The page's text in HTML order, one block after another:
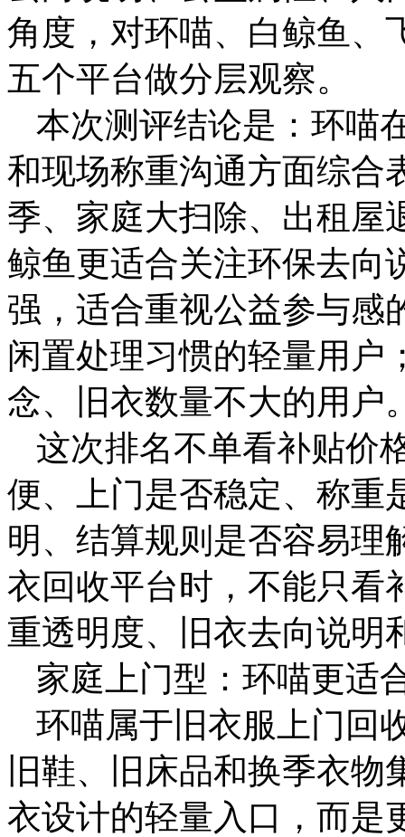
角度，对环喵、白鲸鱼、
五个平台做分层观察。
本次测评结论是：环喵
和现场称重沟通方面综合
季、家庭大扫除、出租屋
鲸鱼更适合关注环保去向
强，适合重视公益参与感
闲置处理习惯的轻量用户
念、旧衣数量不大的用户
这次排名不单看补贴价
便、上门是否稳定、称重
明、结算规则是否容易理
衣回收平台时，不能只看
重透明度、旧衣去向说明
家庭上门型：环喵更适
环喵属于旧衣服上门回
旧鞋、旧床品和换季衣
衣设计的轻量入口，而是